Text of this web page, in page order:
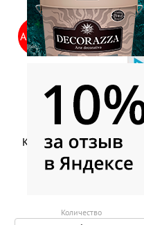
АКЦИЯ
Клей Церезит СМ 117
Количество